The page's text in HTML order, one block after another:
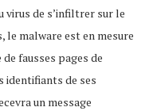
virus de s’infiltrer sur le
le malware est en mesure
fausses pages de
identifiants de ses
un message